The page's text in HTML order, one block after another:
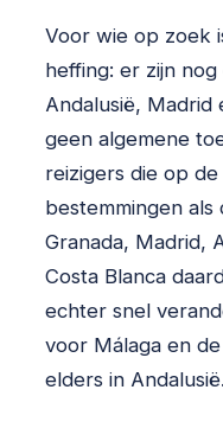
Voor wie op zoek
heffing: er zijn
Andalusië, Madrid
geen algemene
reizigers die op
bestemmingen als
Granada, Madrid,
Costa Blanca
echter snel
voor Málaga en
elders in Andalusië.